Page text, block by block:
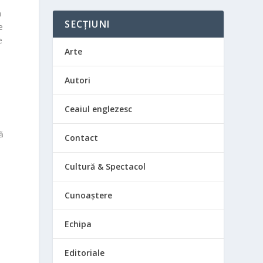
SECȚIUNI
Arte
Autori
Ceaiul englezesc
Contact
Cultură & Spectacol
Cunoaștere
Echipa
Editoriale